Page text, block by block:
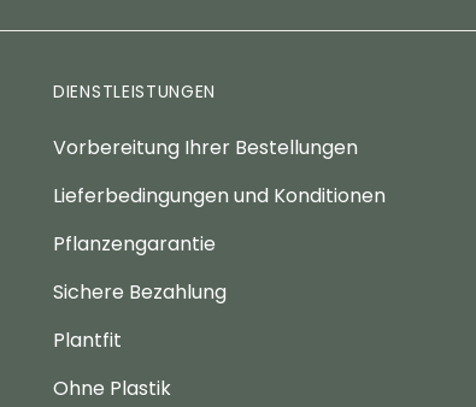
DIENSTLEISTUNGEN
Vorbereitung Ihrer Bestellungen
Lieferbedingungen und Konditionen
Pflanzengarantie
Sichere Bezahlung
Plantfit
Ohne Plastik